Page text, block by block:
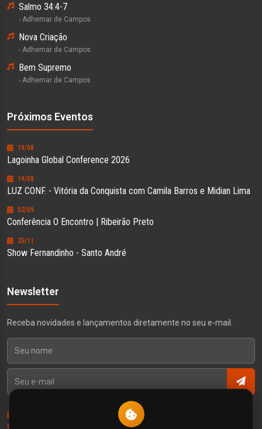
Salmo 34:4-7
- Adhemar de Campos
Nova Criação
- Adhemar de Campos
Bem Supremo
- Adhemar de Campos
Próximos Eventos
19/08
Lagoinha Global Conference 2026
19/08
LUZ CONF. - Vitória da Conquista com Camila Barros e Midian Lima
02/09
Conferência O Encontro | Ribeirão Preto
25/11
Show Fernandinho - Santo André
Newsletter
Receba novidades e lançamentos diretamente no seu e-mail.